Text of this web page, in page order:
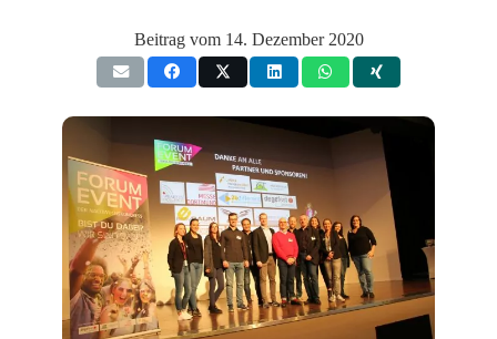
Beitrag vom 14. Dezember 2020